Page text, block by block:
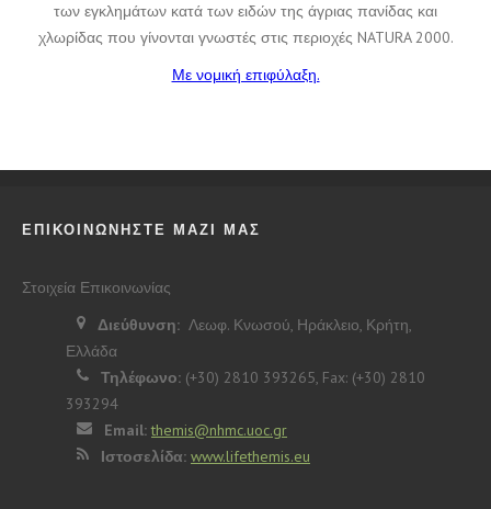
των εγκλημάτων κατά των ειδών της άγριας πανίδας και
χλωρίδας που γίνονται γνωστές στις περιοχές NATURA 2000.
Με νομική επιφύλαξη.
ΕΠΙΚΟΙΝΩΝΗΣΤΕ ΜΑΖΙ ΜΑΣ
Στοιχεία Επικοινωνίας
Διεύθυνση: Λεωφ. Κνωσού, Ηράκλειο, Κρήτη,
Ελλάδα
Τηλέφωνο: (+30) 2810 393265, Fax: (+30) 2810
393294
Email: themis@nhmc.uoc.gr
Ιστοσελίδα: www.lifethemis.eu